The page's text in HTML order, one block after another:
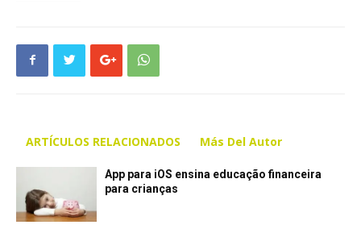
ARTÍCULOS RELACIONADOS Más Del Autor
App para iOS ensina educação financeira
para crianças